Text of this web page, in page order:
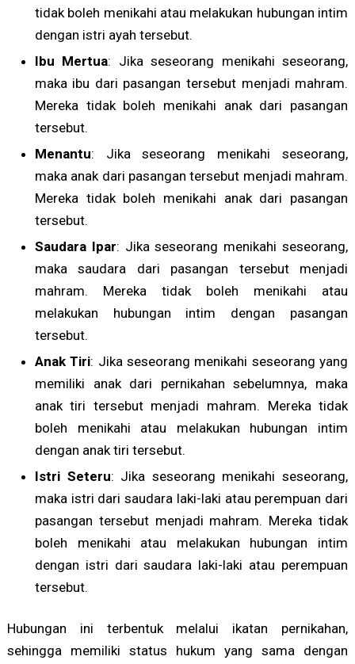
tidak boleh menikahi atau melakukan hubungan intim
dengan istri ayah tersebut.
Ibu Mertua: Jika seseorang menikahi seseorang,
maka ibu dari pasangan tersebut menjadi mahram.
Mereka tidak boleh menikahi anak dari pasangan
tersebut.
Menantu: Jika seseorang menikahi seseorang,
maka anak dari pasangan tersebut menjadi mahram.
Mereka tidak boleh menikahi anak dari pasangan
tersebut.
Saudara Ipar: Jika seseorang menikahi seseorang,
maka saudara dari pasangan tersebut menjadi
mahram. Mereka tidak boleh menikahi atau
melakukan hubungan intim dengan pasangan
tersebut.
Anak Tiri: Jika seseorang menikahi seseorang yang
memiliki anak dari pernikahan sebelumnya, maka
anak tiri tersebut menjadi mahram. Mereka tidak
boleh menikahi atau melakukan hubungan intim
dengan anak tiri tersebut.
Istri Seteru: Jika seseorang menikahi seseorang,
maka istri dari saudara laki-laki atau perempuan dari
pasangan tersebut menjadi mahram. Mereka tidak
boleh menikahi atau melakukan hubungan intim
dengan istri dari saudara laki-laki atau perempuan
tersebut.
Hubungan ini terbentuk melalui ikatan pernikahan,
sehingga memiliki status hukum yang sama dengan